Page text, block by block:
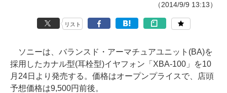
（2014/9/9 13:13）
リスト
ソニーは、バランスド・アーマチュアユニット(BA)を
採用したカナル型(耳栓型)イヤフォン「XBA-100」を10
月24日より発売する。価格はオープンプライスで、店頭
予想価格は9,500円前後。